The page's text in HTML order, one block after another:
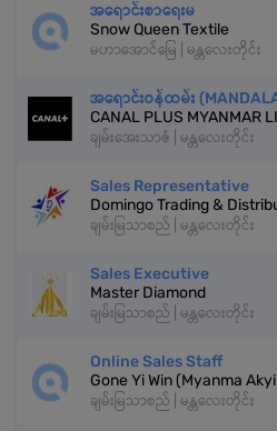
အရောင်းစာရေးမ
Snow Queen Textile
မဟာအောင်မြေ | မန္တလေးတိုင်း
အရောင်းဝန်ထမ်း
CANAL PLUS MYANMAR
ချမ်းအေးသာဇံ | မန္တလေးတိုင်း
Sales Representative
Domingo Trading &
ချမ်းမြသာစည် | မန္တလေးတိုင်း
Sales Executive
Master Diamond
ချမ်းမြသာစည် | မန္တလေးတိုင်း
Online Sales Staff
Gone Yi Win (Myanma
ချမ်းမြသာစည် | မန္တလေးတိုင်း